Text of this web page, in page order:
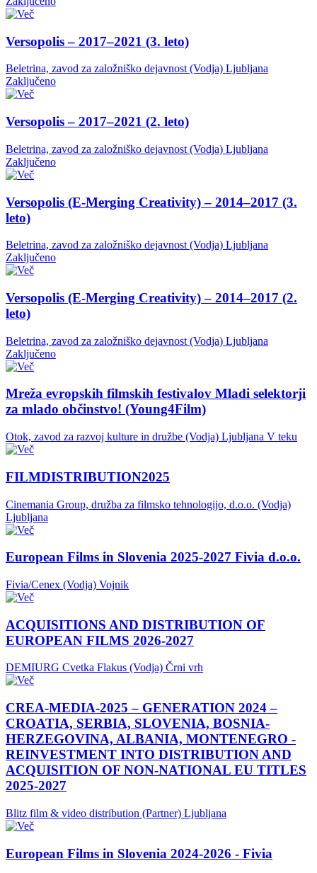
Versopolis – 2017–2021 (3. leto)
Beletrina, zavod za založniško dejavnost (Vodja) Ljubljana
Zaključeno
Versopolis – 2017–2021 (2. leto)
Beletrina, zavod za založniško dejavnost (Vodja) Ljubljana
Zaključeno
Versopolis (E-Merging Creativity) – 2014–2017 (3.
leto)
Beletrina, zavod za založniško dejavnost (Vodja) Ljubljana
Zaključeno
Versopolis (E-Merging Creativity) – 2014–2017 (2.
leto)
Beletrina, zavod za založniško dejavnost (Vodja) Ljubljana
Zaključeno
Mreža evropskih filmskih festivalov Mladi selektorji
za mlado občinstvo! (Young4Film)
Otok, zavod za razvoj kulture in družbe (Vodja) Ljubljana V teku
FILMDISTRIBUTION2025
Cinemania Group, družba za filmsko tehnologijo, d.o.o. (Vodja)
Ljubljana
European Films in Slovenia 2025-2027 Fivia d.o.o.
Fivia/Cenex (Vodja) Vojnik
ACQUISITIONS AND DISTRIBUTION OF
EUROPEAN FILMS 2026-2027
DEMIURG Cvetka Flakus (Vodja) Črni vrh
CREA-MEDIA-2025 – GENERATION 2024 –
CROATIA, SERBIA, SLOVENIA, BOSNIA-
HERZEGOVINA, ALBANIA, MONTENEGRO -
REINVESTMENT INTO DISTRIBUTION AND
ACQUISITION OF NON-NATIONAL EU TITLES
2025-2027
Blitz film & video distribution (Partner) Ljubljana
European Films in Slovenia 2024-2026 - Fivia